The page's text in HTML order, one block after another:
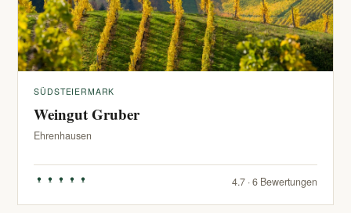
SÜDSTEIERMARK
Weingut Gruber
Ehrenhausen
4.7 · 6 Bewertungen